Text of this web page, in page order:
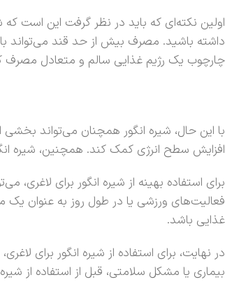
اولین نکته‌ای که باید در نظر گرفت این است که
داشته باشید. مصرف بیش از حد قند می‌تواند
چارچوب یک رژیم غذایی سالم و متعادل مصرف
با این حال، شیره انگور همچنان می‌تواند
افزایش سطح انرژی کمک کند. همچنین، شیره
برای استفاده بهینه از شیره انگور برای
فعالیت‌های ورزشی یا در طول روز به عنوان یک
غذایی باشد.
در نهایت، برای استفاده از شیره انگور برای
بیماری یا مشکل سلامتی، قبل از استفاده از